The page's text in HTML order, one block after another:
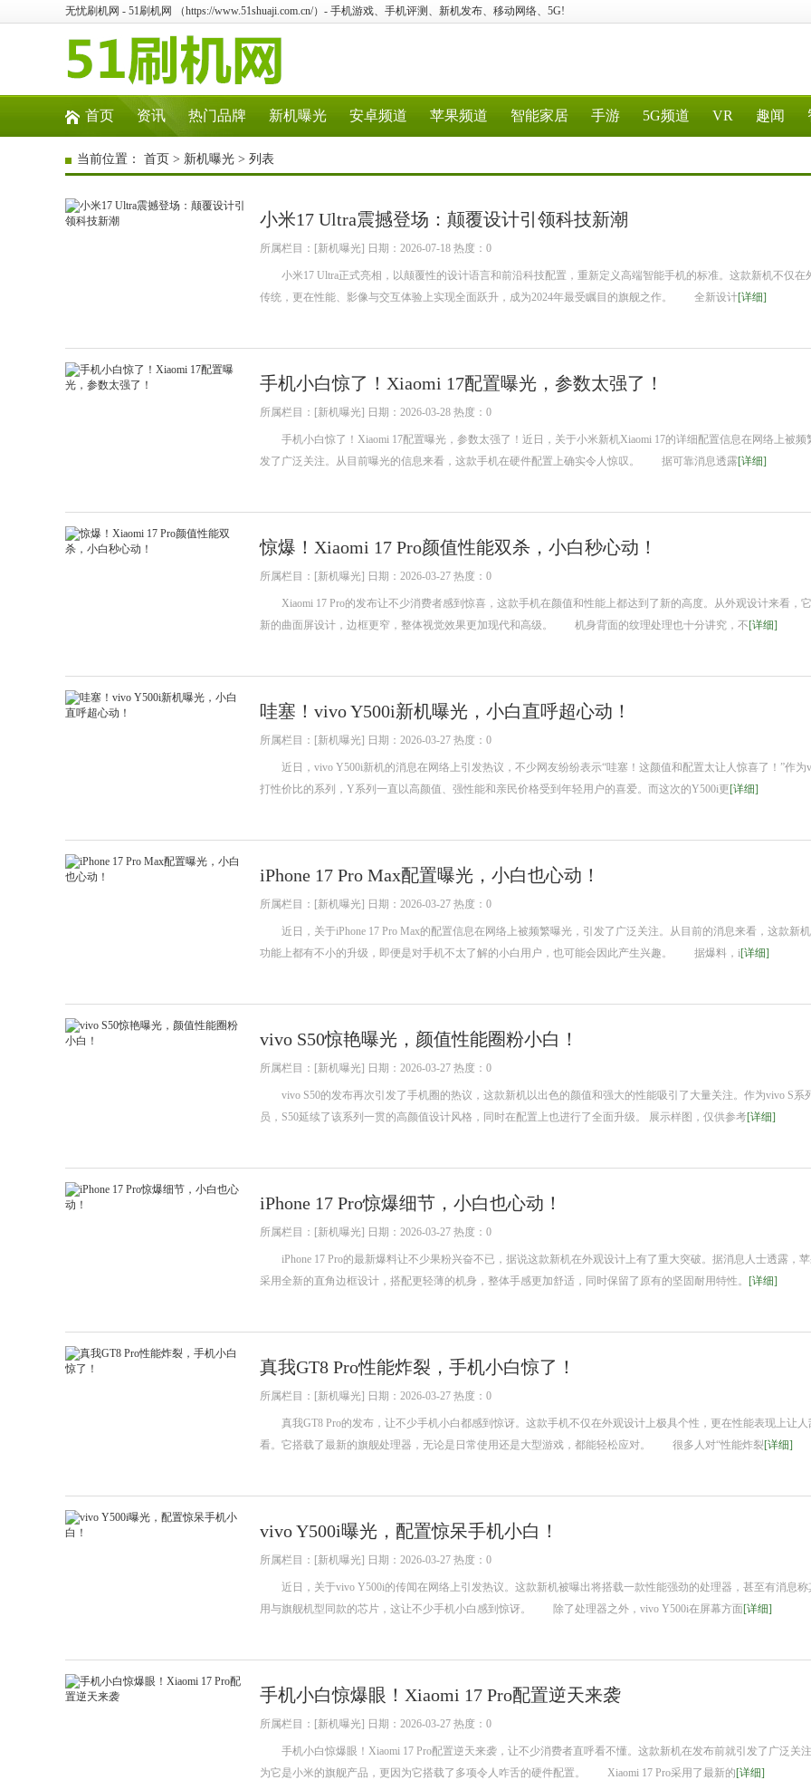
无忧刷机网 - 51刷机网 （https://www.51shuaji.com.cn/）- 手机游戏、手机评测、新机发布、移动网络、5G!
首页 资讯 热门品牌 新机曝光 安卓频道 苹果频道 智能家居 手游 5G频道 VR 趣闻
当前位置： 首页 > 新机曝光 > 列表
小米17 Ultra震撼登场：颠覆设计引领科技新潮
所属栏目：[新机曝光] 日期：2026-07-18 热度：0
小米17 Ultra正式亮相，以颠覆性的设计语言和前沿科技配置，重新定义高端智能手机的标准。这款新机不仅在
传统，更在性能、影像与交互体验上实现全面跃升，成为2024年最受瞩目的旗舰之作。 全新设计[详细]
手机小白惊了！Xiaomi 17配置曝光，参数太强了！
所属栏目：[新机曝光] 日期：2026-03-28 热度：0
手机小白惊了！Xiaomi 17配置曝光，参数太强了！近日，关于小米新机Xiaomi 17的详细配置信息在网络上被频
发了广泛关注。从目前曝光的信息来看，这款手机在硬件配置上确实令人惊叹。 据可靠消息透露[详细]
惊爆！Xiaomi 17 Pro颜值性能双杀，小白秒心动！
所属栏目：[新机曝光] 日期：2026-03-27 热度：0
Xiaomi 17 Pro的发布让不少消费者感到惊喜，这款手机在颜值和性能上都达到了新的高度。从外观设计来看，
新的曲面屏设计，边框更窄，整体视觉效果更加现代和高级。 机身背面的纹理处理也十分讲究，不[详细]
哇塞！vivo Y500i新机曝光，小白直呼超心动！
所属栏目：[新机曝光] 日期：2026-03-27 热度：0
近日，vivo Y500i新机的消息在网络上引发热议，不少网友纷纷表示“哇塞！这颜值和配置太让人惊喜了！”作为
打性价比的系列，Y系列一直以高颜值、强性能和亲民价格受到年轻用户的喜爱。而这次的Y500i更[详细]
iPhone 17 Pro Max配置曝光，小白也心动！
所属栏目：[新机曝光] 日期：2026-03-27 热度：0
近日，关于iPhone 17 Pro Max的配置信息在网络上被频繁曝光，引发了广泛关注。从目前的消息来看，这款新
功能上都有不小的升级，即便是对手机不太了解的小白用户，也可能会因此产生兴趣。 据爆料，i[详细]
vivo S50惊艳曝光，颜值性能圈粉小白！
所属栏目：[新机曝光] 日期：2026-03-27 热度：0
vivo S50的发布再次引发了手机圈的热议，这款新机以出色的颜值和强大的性能吸引了大量关注。作为vivo S系
员，S50延续了该系列一贯的高颜值设计风格，同时在配置上也进行了全面升级。 展示样图，仅供参考[详细]
iPhone 17 Pro惊爆细节，小白也心动！
所属栏目：[新机曝光] 日期：2026-03-27 热度：0
iPhone 17 Pro的最新爆料让不少果粉兴奋不已，据说这款新机在外观设计上有了重大突破。据消息人士透露，
采用全新的直角边框设计，搭配更轻薄的机身，整体手感更加舒适，同时保留了原有的坚固耐用特性。 [详细]
真我GT8 Pro性能炸裂，手机小白惊了！
所属栏目：[新机曝光] 日期：2026-03-27 热度：0
真我GT8 Pro的发布，让不少手机小白都感到惊讶。这款手机不仅在外观设计上极具个性，更在性能表现上让人
看。它搭载了最新的旗舰处理器，无论是日常使用还是大型游戏，都能轻松应对。 很多人对“性能炸裂[详细]
vivo Y500i曝光，配置惊呆手机小白！
所属栏目：[新机曝光] 日期：2026-03-27 热度：0
近日，关于vivo Y500i的传闻在网络上引发热议。这款新机被曝出将搭载一款性能强劲的处理器，甚至有消息称
用与旗舰机型同款的芯片，这让不少手机小白感到惊讶。 除了处理器之外，vivo Y500i在屏幕方面[详细]
手机小白惊爆眼！Xiaomi 17 Pro配置逆天来袭
所属栏目：[新机曝光] 日期：2026-03-27 热度：0
手机小白惊爆眼！Xiaomi 17 Pro配置逆天来袭，让不少消费者直呼看不懂。这款新机在发布前就引发了广泛关
为它是小米的旗舰产品，更因为它搭载了多项令人咋舌的硬件配置。 Xiaomi 17 Pro采用了最新的[详细]